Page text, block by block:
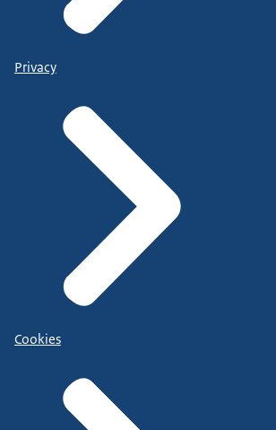
Privacy
Cookies